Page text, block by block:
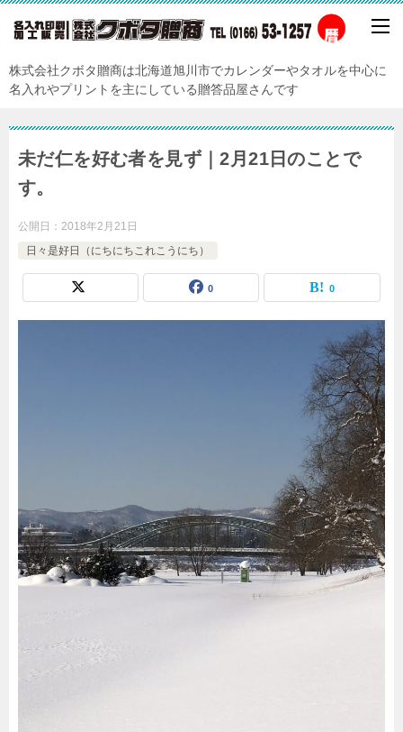
株式会社クボタ贈商は北海道旭川市でカレンダーやタオルを中心に
名入れやプリントを主にしている贈答品屋さんです
未だ仁を好む者を見ず｜2月21日のことで
す。
公開日： 2018年2月21日
日々是好日（にちにちこれこうにち）
0 0